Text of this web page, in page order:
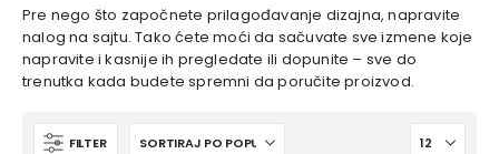
Pre nego što započnete prilagođavanje dizajna, napravite
nalog na sajtu. Tako ćete moći da sačuvate sve izmene koje
napravite i kasnije ih pregledate ili dopunite – sve do
trenutka kada budete spremni da poručite proizvod.
FILTER